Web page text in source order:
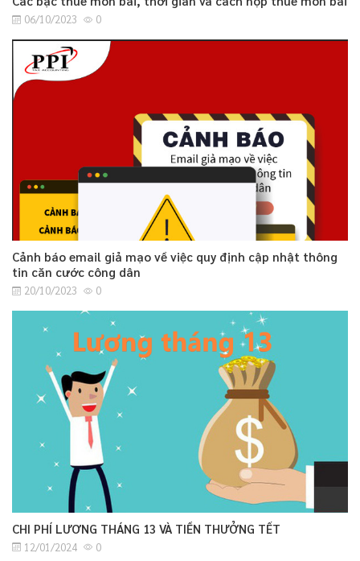
06/10/2023 0
Cảnh báo email giả mạo về việc quy định cập nhật thông
tin căn cước công dân
20/10/2023 0
CHI PHÍ LƯƠNG THÁNG 13 VÀ TIỀN THƯỞNG TẾT
12/01/2024 0